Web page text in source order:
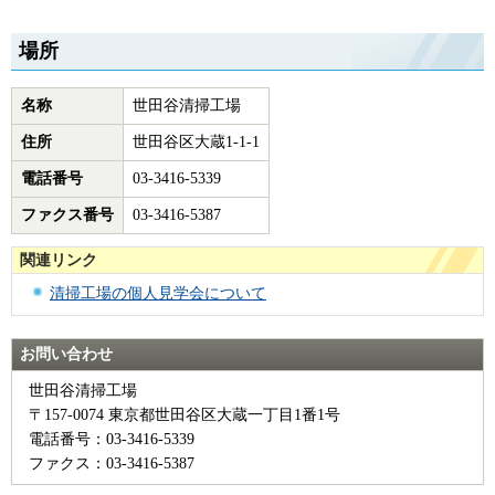
場所
名称 世田谷清掃工場
住所 世田谷区大蔵1-1-1
電話番号 03-3416-5339
ファクス番号 03-3416-5387
関連リンク
清掃工場の個人見学会について
お問い合わせ
世田谷清掃工場
〒157-0074 東京都世田谷区大蔵一丁目1番1号
電話番号：03-3416-5339
ファクス：03-3416-5387